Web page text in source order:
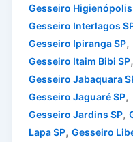
Gesseiro Higienópolis
Gesseiro Interlagos
Gesseiro Ipiranga SP,
Gesseiro Itaim Bibi SP,
Gesseiro Jabaquara
Gesseiro Jaguaré SP,
Gesseiro Jardins SP,
Lapa SP,Gesseiro